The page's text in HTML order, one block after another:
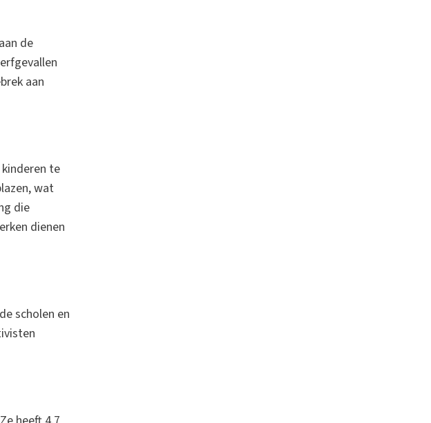
de
aan
te
wat
die
dienen
scholen en